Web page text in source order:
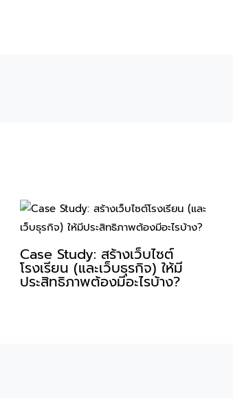
Case Study: สร้างเว็บไซต์
โรงเรียน (และเว็บธุรกิจ) ให้มี
ประสิทธิภาพต้องมีอะไรบ้าง?